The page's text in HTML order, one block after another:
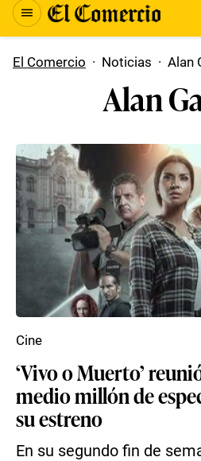
El Comercio · Noticias · Alan
Alan
‘Vivo o Muerto’
medio millón de
su estreno
En su segundo fin de
Cine